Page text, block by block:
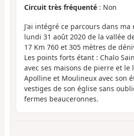
Circuit très fréquenté : Non
J'ai intégré ce parcours dans
lundi 31 août 2020 de la vallée
17 Km 760 et 305 mètres de
Les points forts étant : Chalo
avec ses maisons de pierre et le
Apolline et Moulineux avec son
vestiges de son église sans
fermes beauceronnes.